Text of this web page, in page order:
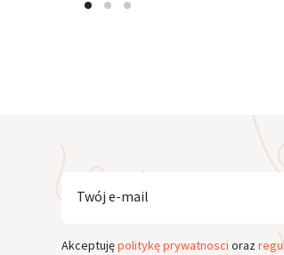
Twój e-mail
Akceptujępolitykę prywatnosci oraz